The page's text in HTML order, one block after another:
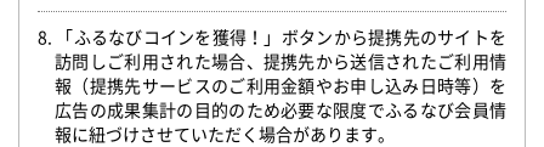
8. 「ふるなびコインを獲得！」ボタンから提携先のサイトを
訪問しご利用された場合、提携先から送信されたご利用情
報（提携先サービスのご利用金額やお申し込み日時等）を
広告の成果集計の目的のため必要な限度でふるなび会員情
報に紐づけさせていただく場合があります。